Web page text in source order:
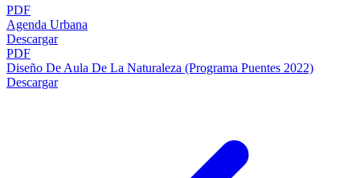
PDF
Agenda Urbana
Descargar
PDF
Diseño De Aula De La Naturaleza (Programa Puentes 2022)
Descargar